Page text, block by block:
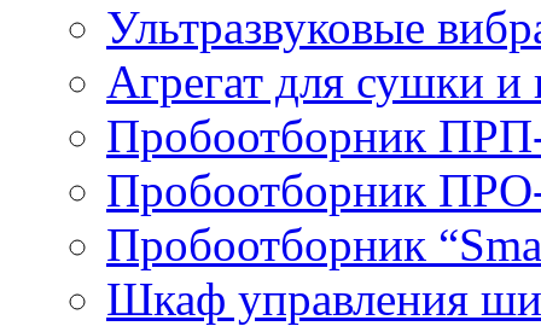
Ультразвуковые
Агрегат для сушки и
Пробоотборник
Пробоотборник
Пробоотборник
Шкаф управления